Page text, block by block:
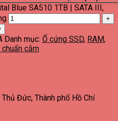
Blue SA510 1TB | SATA III,
Danh mục: Ổ cứng SSD, RAM,
chuẩn cắm
Đức, Thành phố Hồ Chí